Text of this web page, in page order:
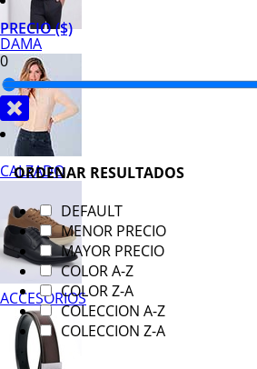
DAMA
CALZADO
ACCESORIOS
PRECIO ($)
ORDENAR RESULTADOS
DEFAULT
MENOR PRECIO
MAYOR PRECIO
COLOR A-Z
COLOR Z-A
COLECCION A-Z
COLECCION Z-A